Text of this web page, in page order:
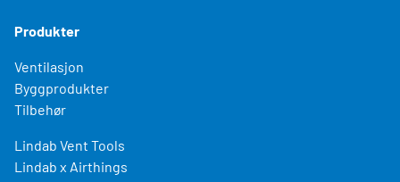
Produkter
Ventilasjon
Byggprodukter
Tilbehør
Lindab Vent Tools
Lindab x Airthings